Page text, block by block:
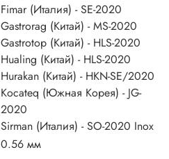
Fimar (Италия) - SE-2020
Gastrorag (Китай) - MS-2020
Gastrotop (Китай) - HLS-2020
Hualing (Китай) - HLS-2020
Hurakan (Китай) - HKN-SE/2020
Kocateq (Южная Корея) - JG-
2020
Sirman (Италия) - SO-2020 Inox
0.56 мм